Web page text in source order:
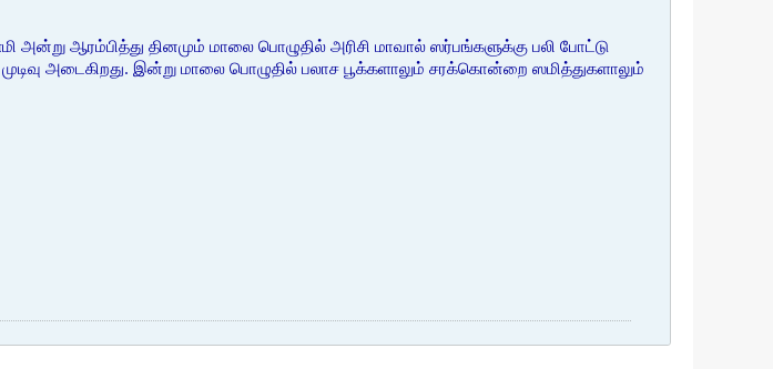
ஆரம்பித்து தினமும் மாலை பொழுதில் அரிசி மாவால் ஸர்பங்களுக்கு பலி போட்டு
அடைகிறது. இன்று மாலை பொழுதில் பலாச பூக்களாலும் சரக்கொன்றை ஸமித்துகளாலும்